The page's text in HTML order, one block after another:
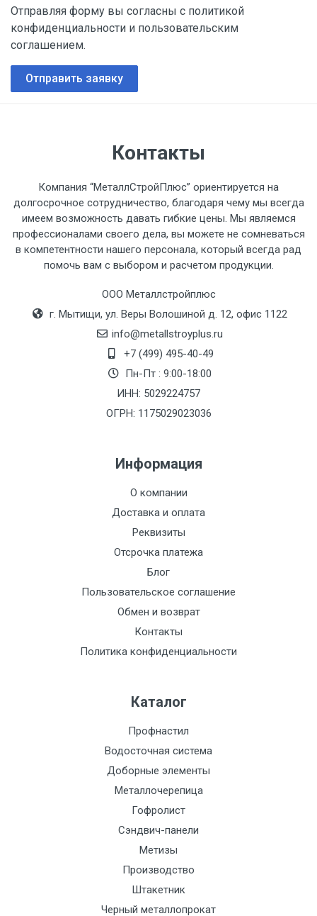
Отправляя форму вы согласны с политикой
конфиденциальности и пользовательским
соглашением.
Отправить заявку
Контакты
Компания “МеталлСтройПлюс” ориентируется на
долгосрочное сотрудничество, благодаря чему мы всегда
имеем возможность давать гибкие цены. Мы являемся
профессионалами своего дела, вы можете не сомневаться
в компетентности нашего персонала, который всегда рад
помочь вам с выбором и расчетом продукции.
ООО Металлстройплюс
г. Мытищи, ул. Веры Волошиной д. 12, офис 1122
info@metallstroyplus.ru
+7 (499) 495-40-49
Пн-Пт : 9:00-18:00
ИНН: 5029224757
ОГРН: 1175029023036
Информация
О компании
Доставка и оплата
Реквизиты
Отсрочка платежа
Блог
Пользовательское соглашение
Обмен и возврат
Контакты
Политика конфиденциальности
Каталог
Профнастил
Водосточная система
Доборные элементы
Металлочерепица
Гофролист
Сэндвич-панели
Метизы
Производство
Штакетник
Черный металлопрокат